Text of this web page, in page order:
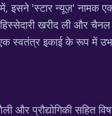
इसने 'स्टार न्यूज़' नामक
खरीद ली और
स्वतंत्र इकाई के रूप में
प्रौद्योगिकी सहित